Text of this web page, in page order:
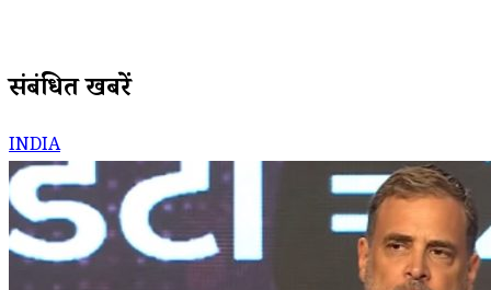
संबंधित खबरें
INDIA